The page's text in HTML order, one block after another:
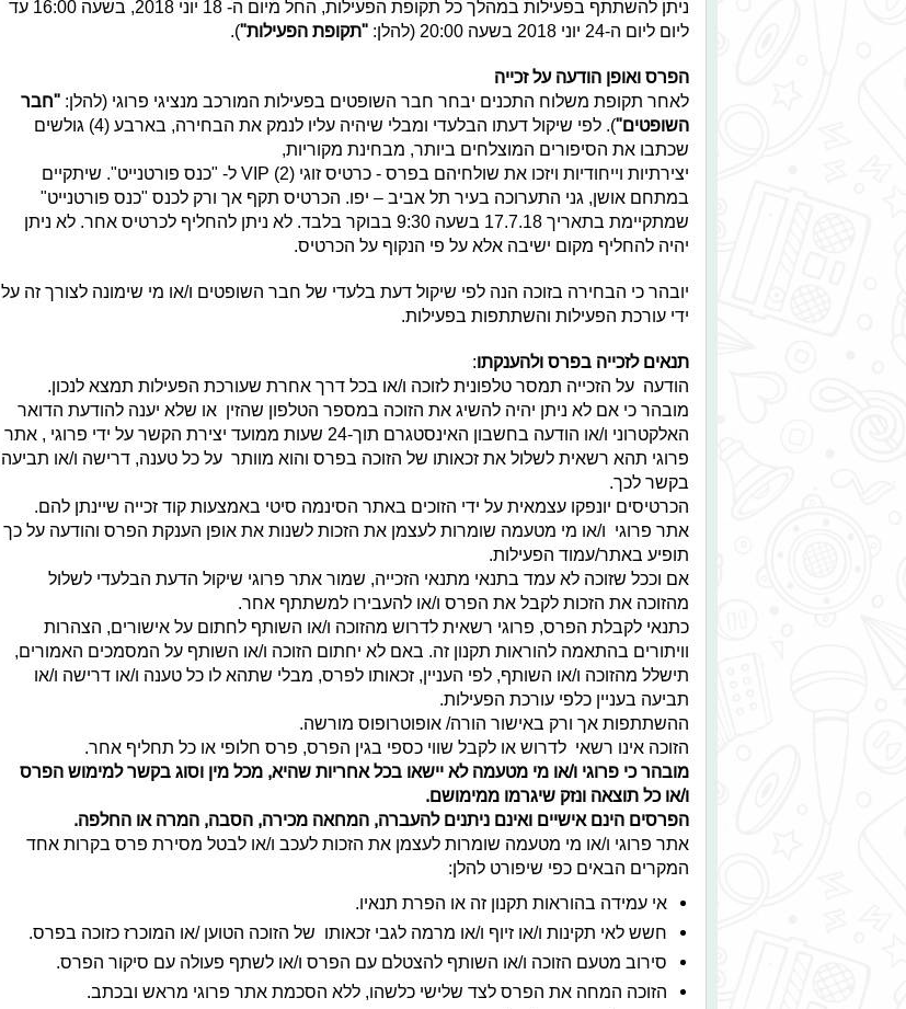
ניתן להשתתף בפעילות במהלך כל תקופת הפעילות, החל מיום ה- 18 יוני 2018, בשעה 16:00 עד
ליום ליום ה-24 יוני 2018 בשעה 20:00 (להלן:
"תקופת הפעילות").
הפרס ואופן הודעה על זכייה
לאחר תקופת משלוח התכנים יבחר חבר השופטים בפעילות המורכב מנציגי פרוגי (להלן: "חבר
השופטים"
). לפי שיקול דעתו הבלעדי ומבלי שיהיה עליו לנמק את הבחירה, בארבע (4) גולשים
שכתבו את הסיפורים המוצלחים ביותר, מבחינת מקוריות,
יצירתיות וייחודיות ויזכו את שולחיהם בפרס - כרטיס זוגי (2) VIP ל- "כנס פורטנייט". שיתקיים
במתחם אושן, גני התערוכה בעיר תל אביב – יפו. הכרטיס תקף אך ורק לכנס "כנס פורטנייט"
שמתקיימת בתאריך 17.7.18 בשעה 9:30 בבוקר בלבד. לא ניתן להחליף לכרטיס אחר. לא ניתן
יהיה להחליף מקום ישיבה אלא על פי הנקוף על הכרטיס.
יובהר כי הבחירה בזוכה הנה לפי שיקול דעת בלעדי של חבר השופטים ו/או מי שימונה לצורך זה על
ידי עורכת הפעילות והשתתפות בפעילות.
תנאים לזכייה בפרס ולהענקתו:
הודעה על הזכייה תמסר טלפונית לזוכה ו/או בכל דרך אחרת שעורכת הפעילות תמצא לנכון.
מובהר כי אם לא ניתן יהיה להשיג את הזוכה במספר הטלפון שהזין או שלא יענה להודעת הדואר
האלקטרוני ו/או הודעה בחשבון האינסטגרם תוך-24 שעות ממועד יצירת הקשר על ידי פרוגי , אתר
פרוגי תהא רשאית לשלול את זכאותו של הזוכה בפרס והוא מוותר על כל טענה, דרישה ו/או תביעה
בקשר לכך.
הכרטיסים יונפקו עצמאית על ידי הזוכים באתר הסינמה סיטי באמצעות קוד זכייה שיינתן להם.
אתר פרוגי ו/או מי מטעמה שומרות לעצמן את הזכות לשנות את אופן הענקת הפרס והודעה על כך
תופיע באתר/עמוד הפעילות.
אם וככל שזוכה לא עמד בתנאי מתנאי הזכייה, שמור אתר פרוגי שיקול הדעת הבלעדי לשלול
מהזוכה את הזכות לקבל את הפרס ו/או להעבירו למשתתף אחר.
כתנאי לקבלת הפרס, פרוגי רשאית לדרוש מהזוכה ו/או השותף לחתום על אישורים, הצהרות
וויתורים בהתאמה להוראות תקנון זה. באם לא יחתום הזוכה ו/או השותף על המסמכים האמורים,
תישלל מהזוכה ו/או השותף, לפי העניין, זכאותו לפרס, מבלי שתהא לו כל טענה ו/או דרישה ו/או
תביעה בעניין כלפי עורכת הפעילות.
ההשתתפות אך ורק באישור הורה/ אופוטרופוס מורשה.
הזוכה אינו רשאי לדרוש או לקבל שווי כספי בגין הפרס, פרס חלופי או כל תחליף אחר.
מובהר כי פרוגי ו/או מי מטעמה לא יישאו בכל אחריות שהיא, מכל מין וסוג בקשר למימוש הפרס
ו/או כל תוצאה ונזק שיגרמו ממימושם.
הפרסים הינם אישיים ואינם ניתנים להעברה, המחאה מכירה, הסבה, המרה או החלפה.
אתר פרוגי ו/או מי מטעמה שומרות לעצמן את הזכות לעכב ו/או לבטל מסירת פרס בקרות אחד
המקרים הבאים כפי שיפורט להלן:
אי עמידה בהוראות תקנון זה או הפרת תנאיו.
חשש לאי תקינות ו/או זיוף ו/או מרמה לגבי זכאותו של הזוכה הטוען /או המוכרז כזוכה בפרס.
סירוב מטעם הזוכה ו/או השותף להצטלם עם הפרס ו/או לשתף פעולה עם סיקור הפרס.
הזוכה המחה את הפרס לצד שלישי כלשהו, ללא הסכמת אתר פרוגי מראש ובכתב.